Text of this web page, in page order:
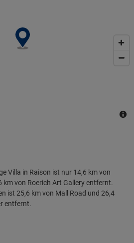
Villa in Raison ist nur 14,6 km von
km von Roerich Art Gallery entfernt.
ist 25,6 km von Mall Road und 26,4
entfernt.